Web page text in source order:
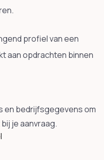
profiel van een
aan opdrachten binnen
en bedrijfsgegevens om
je aanvraag.